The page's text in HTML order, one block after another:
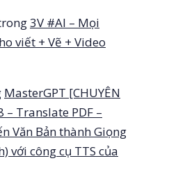
3V #AI – Mọi
viết + Vẽ + Video
MasterGPT [CHUYÊN
Translate PDF –
Văn Bản thành Giọng
với công cụ TTS của